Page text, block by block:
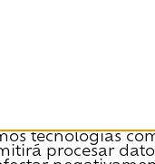
tecnologías
procesar